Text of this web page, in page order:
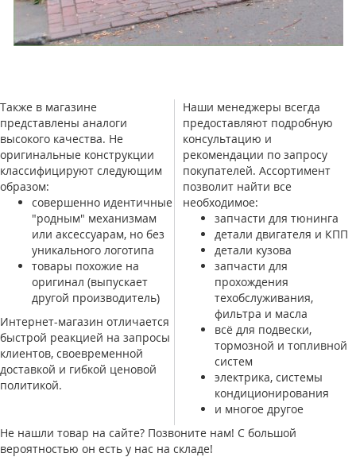
Также в магазине
представлены аналоги
высокого качества. Не
оригинальные конструкции
классифицируют следующим
образом:
совершенно идентичные
"родным" механизмам
или аксессуарам, но без
уникального логотипа
товары похожие на
оригинал (выпускает
другой производитель)
Интернет-магазин отличается
быстрой реакцией на запросы
клиентов, своевременной
доставкой и гибкой ценовой
политикой.
Наши менеджеры всегда
предоставляют подробную
консультацию и
рекомендации по запросу
покупателей. Ассортимент
позволит найти все
необходимое:
запчасти для тюнинга
детали двигателя и КПП
детали кузова
запчасти для
прохождения
техобслуживания,
фильтра и масла
всё для подвески,
тормозной и топливной
систем
электрика, системы
кондиционирования
и многое другое
Не нашли товар на сайте? Позвоните нам! С большой
вероятностью он есть у нас на складе!